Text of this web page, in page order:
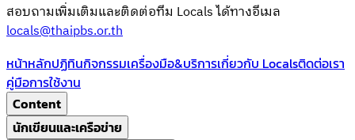
สอบถามเพิ่มเติมและติดต่อทีม Locals ได้ทางอีเมล
locals@thaipbs.or.th
หน้าหลักปฏิทินกิจกรรมเครื่องมือ&บริการเกี่ยวกับ Localsติดต่อเรา
คู่มือการใช้งาน
Content
นักเขียนและเครือข่าย